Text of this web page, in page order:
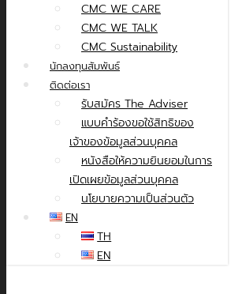
CMC WE CARE
CMC WE TALK
CMC Sustainability
นักลงทุนสัมพันธ์
ติดต่อเรา
รับสมัคร The Adviser
แบบคำร้องขอใช้สิทธิของ
เจ้าของข้อมูลส่วนบุคคล
หนังสือให้ความยินยอมในการ
เปิดเผยข้อมูลส่วนบุคคล
นโยบายความเป็นส่วนตัว
EN
TH
EN